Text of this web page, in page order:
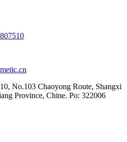
No.103 Chaoyong Route, Shangxi
Province, Chine. Po: 322006